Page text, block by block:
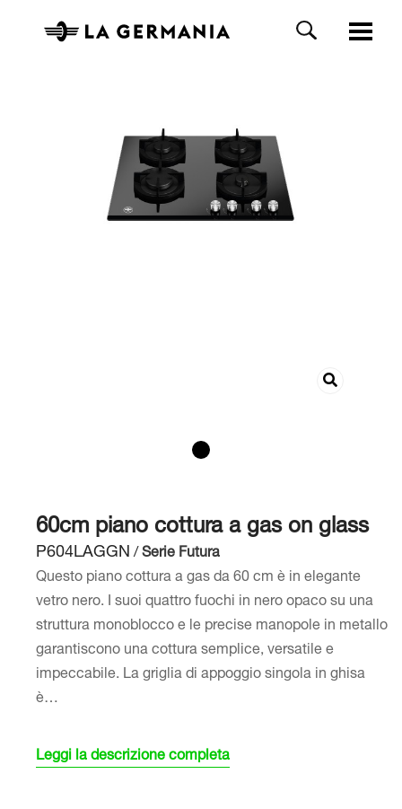
60cm piano cottura a gas on glass
P604LAGGN/Serie Futura
Questo piano cottura a gas da 60 cm è in elegante
vetro nero. I suoi quattro fuochi in nero opaco su una
struttura monoblocco e le precise manopole in metallo
garantiscono una cottura semplice, versatile e
impeccabile. La griglia di appoggio singola in ghisa
è…
Leggi la descrizione completa